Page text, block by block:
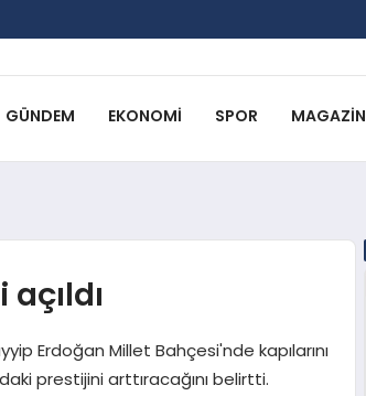
GÜNDEM EKONOMI SPOR MAGAZIN
Erdoğan Millet Bahçesi'nde kapılarını
prestijini arttıracağını belirtti.